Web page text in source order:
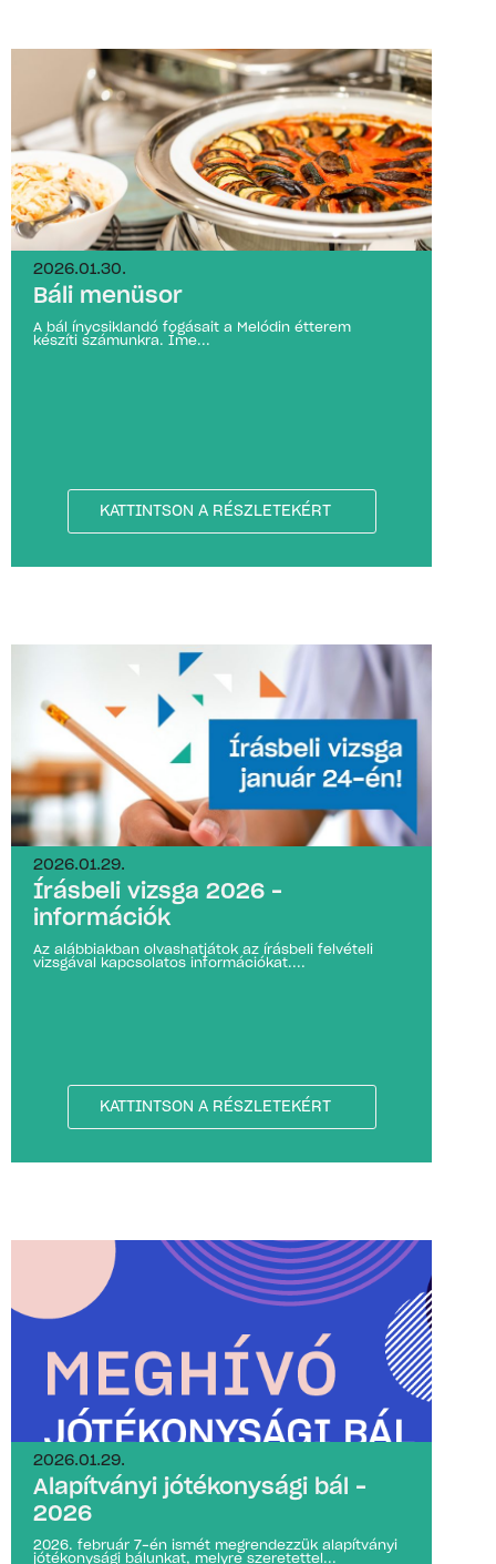
2026.01.30.
Báli menüsor
A bál ínycsiklandó fogásait a Melódin étterem
készíti számunkra. Íme...
KATTINTSON A RÉSZLETEKÉRT
2026.01.29.
Írásbeli vizsga 2026 –
információk
Az alábbiakban olvashatjátok az írásbeli felvételi
vizsgával kapcsolatos információkat....
KATTINTSON A RÉSZLETEKÉRT
2026.01.29.
Alapítványi jótékonysági bál –
2026
2026. február 7-én ismét megrendezzük alapítványi
jótékonysági bálunkat, melyre szeretettel...